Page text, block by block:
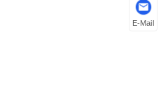
E-Mail